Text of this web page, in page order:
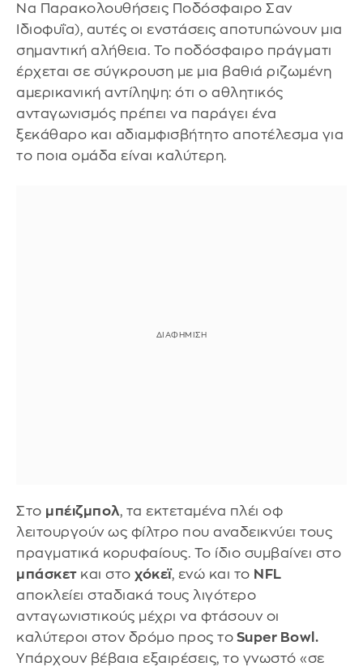
Να Παρακολουθήσεις Ποδόσφαιρο Σαν
Ιδιοφυΐα), αυτές οι ενστάσεις αποτυπώνουν μια
σημαντική αλήθεια. Το ποδόσφαιρο πράγματι
έρχεται σε σύγκρουση με μια βαθιά ριζωμένη
αμερικανική αντίληψη: ότι ο αθλητικός
ανταγωνισμός πρέπει να παράγει ένα
ξεκάθαρο και αδιαμφισβήτητο αποτέλεσμα για
το ποια ομάδα είναι καλύτερη.
Στο μπέιζμπολ, τα εκτεταμένα πλέι οφ
λειτουργούν ως φίλτρο που αναδεικνύει τους
πραγματικά κορυφαίους. Το ίδιο συμβαίνει στο
μπάσκετ και στο χόκεϊ, ενώ και το NFL
αποκλείει σταδιακά τους λιγότερο
ανταγωνιστικούς μέχρι να φτάσουν οι
καλύτεροι στον δρόμο προς το Super Bowl.
Υπάρχουν βέβαια εξαιρέσεις, το γνωστό «σε